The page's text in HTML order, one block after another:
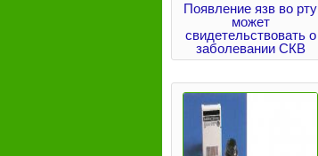
Появление язв во рту
может
свидетельствовать о
заболевании СКВ